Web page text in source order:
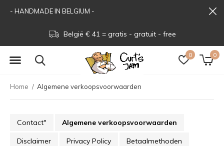
0 0
België € 41 = gratis - gratuit - free
- HANDMADE IN BELGIUM -
Home Algemene verkoopsvoorwaarden
Contact" Algemene verkoopsvoorwaarden
Disclaimer Privacy Policy Betaalmethoden